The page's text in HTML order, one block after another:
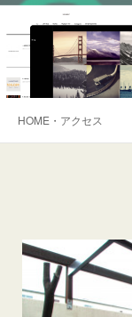
HOME・アクセス